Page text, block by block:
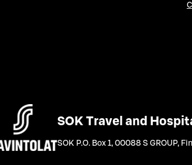
SOK Travel and
SOK P.O. Box 1, 00088 S GROUP,